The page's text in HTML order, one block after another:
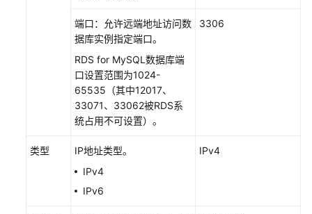
指
端口：允许远端地址访问数
据库实例指定端口。
RDS for MySQL数据库端
口设置范围为1024-
65535（其中12017、
33071、33062被RDS系
统占用不可设置）。
3306
类型
IP地址类型。
IPv4
IPv6
IPv4